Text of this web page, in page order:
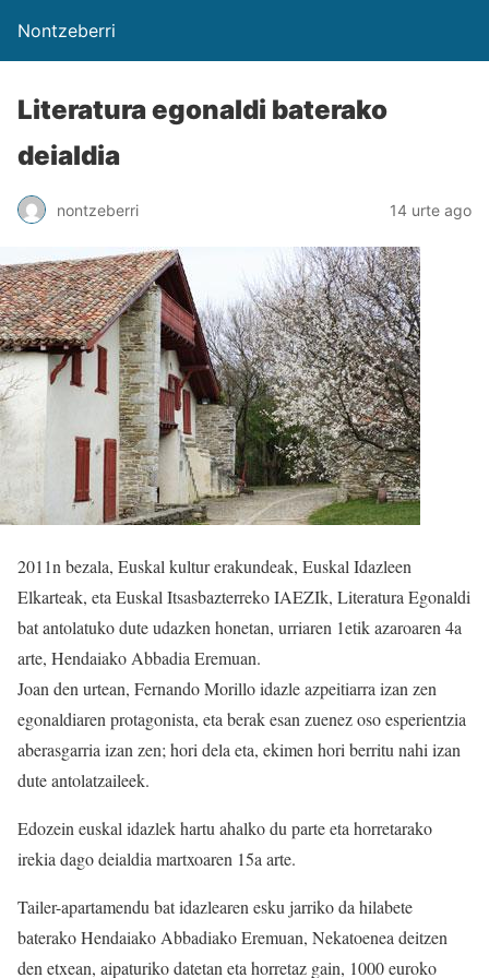
Nontzeberri
Literatura egonaldi baterako
deialdia
nontzeberri 14 urte ago
2011n bezala, Euskal kultur erakundeak, Euskal Idazleen
Elkarteak, eta Euskal Itsasbazterreko IAEZIk, Literatura Egonaldi
bat antolatuko dute udazken honetan, urriaren 1etik azaroaren 4a
arte, Hendaiako Abbadia Eremuan.
Joan den urtean, Fernando Morillo idazle azpeitiarra izan zen
egonaldiaren protagonista, eta berak esan zuenez oso esperientzia
aberasgarria izan zen; hori dela eta, ekimen hori berritu nahi izan
dute antolatzaileek.
Edozein euskal idazlek hartu ahalko du parte eta horretarako
irekia dago deialdia martxoaren 15a arte.
Tailer-apartamendu bat idazlearen esku jarriko da hilabete
baterako Hendaiako Abbadiako Eremuan, Nekatoenea deitzen
den etxean, aipaturiko datetan eta horretaz gain, 1000 euroko